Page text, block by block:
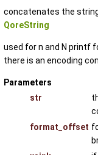
concatenates the
QoreString
used for n and N printf
there is an encoding
Parameters
str
format_offset